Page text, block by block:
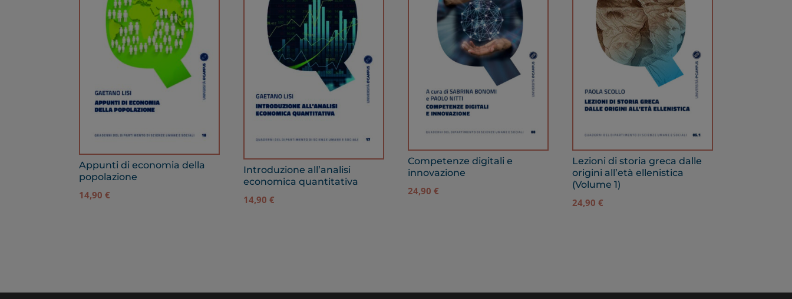
Appunti di economia della
popolazione
14,90€
Introduzione all’analisi
economica quantitativa
14,90€
Competenze digitali e
innovazione
24,90€
Lezioni di storia greca dalle
origini all’età ellenistica
(Volume 1)
24,90€